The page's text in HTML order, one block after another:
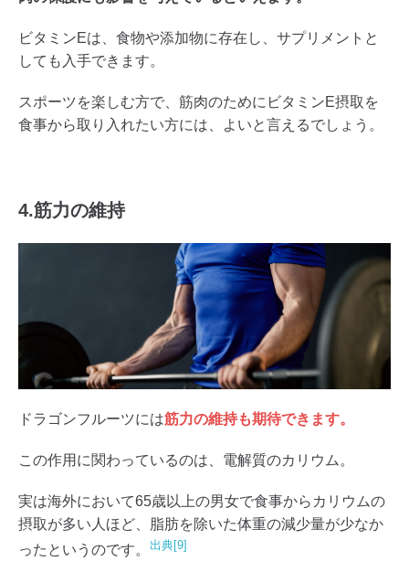
ビタミンEは、食物や添加物に存在し、サプリメントと
しても入手できます。
スポーツを楽しむ方で、筋肉のためにビタミンE摂取を
食事から取り入れたい方には、よいと言えるでしょう。
4.筋力の維持
ドラゴンフルーツには筋力の維持も期待できます。
この作用に関わっているのは、電解質のカリウム。
実は海外において65歳以上の男女で食事からカリウムの
摂取が多い人ほど、脂肪を除いた体重の減少量が少なか
ったというのです。 出典[9]